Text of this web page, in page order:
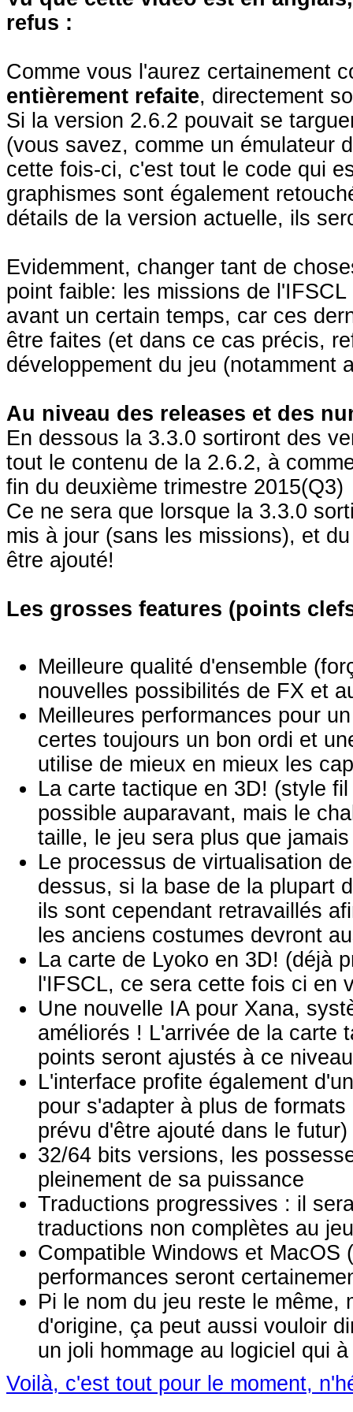
refus :
Comme vous l'aurez certainement
entièrement refaite, directement
Si la version 2.6.2 pouvait se
(vous savez, comme un émulateur
cette fois-ci, c'est tout le code qui
graphismes sont également
détails de la version actuelle, ils
Evidemment, changer tant de
point faible: les missions de
avant un certain temps, car ces
être faites (et dans ce cas précis,
développement du jeu (notamment
Au niveau des releases et des
En dessous la 3.3.0 sortiront des
tout le contenu de la 2.6.2, à
fin du deuxième trimestre 2015(Q3)
Ce ne sera que lorsque la 3.3.0
mis à jour (sans les missions), et
être ajouté!
Les grosses features (points
Meilleure qualité d'ensemble
nouvelles possibilités de FX et
Meilleures performances pour
certes toujours un bon ordi et
utilise de mieux en mieux les
La carte tactique en 3D! (style
possible auparavant, mais le
taille, le jeu sera plus que
Le processus de virtualisation
dessus, si la base de la plupart
ils sont cependant retravaillés
les anciens costumes devront
La carte de Lyoko en 3D! (déjà
l'IFSCL, ce sera cette fois ci en
Une nouvelle IA pour Xana,
améliorés ! L'arrivée de la carte
points seront ajustés à ce
L'interface profite également
pour s'adapter à plus de
prévu d'être ajouté dans le futur)
32/64 bits versions, les
pleinement de sa puissance
Traductions progressives : il
traductions non complètes au
Compatible Windows et
performances seront
Pi le nom du jeu reste le même,
d'origine, ça peut aussi vouloir
un joli hommage au logiciel qui
Voilà, c'est tout pour le moment,